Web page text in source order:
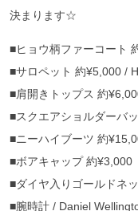
決まります☆
■ヒョウ柄ファーコート
■サロペット 約¥5,000 /
■肩開きトップス 約
■スクエアショルダーバ
■ニーハイブーツ 約
■ボアキャップ 約¥3,000
■ダイヤ入りゴールドネ
■腕時計 / Daniel